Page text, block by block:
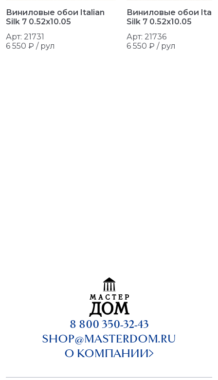
Виниловые обои Italian
Silk 7 0.52x10.05
Арт: 21731
6 550 ₽ / рул
Виниловые обои
Silk 7 0.52x10.05
Арт: 21736
6 550 ₽ / рул
8 800 350-32-43
SHOP@MASTERDOM.RU
О КОМПАНИИ